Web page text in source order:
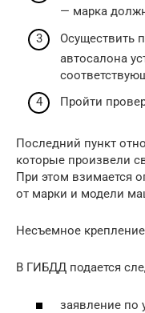
— марка
Осуществить
автосалона
Пройти
Последний пункт
которые произвели
При этом взимается
от марки и модели
Несъемное крепление
В ГИБДД подается
заявление по